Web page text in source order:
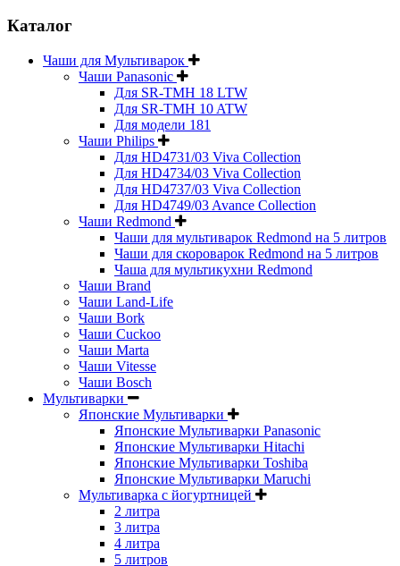
Каталог
Чаши для Мультиварок
Чаши Panasonic
Для SR-TMH 18 LTW
Для SR-TMH 10 ATW
Для модели 181
Чаши Philips
Для HD4731/03 Viva Collection
Для HD4734/03 Viva Collection
Для HD4737/03 Viva Collection
Для HD4749/03 Avance Collection
Чаши Redmond
Чаши для мультиварок Redmond на 5 литров
Чаши для скороварок Redmond на 5 литров
Чаша для мультикухни Redmond
Чаши Brand
Чаши Land-Life
Чаши Bork
Чаши Cuckoo
Чаши Marta
Чаши Vitesse
Чаши Bosch
Мультиварки
Японские Мультиварки
Японские Мультиварки Panasonic
Японские Мультиварки Hitachi
Японские Мультиварки Toshiba
Японские Мультиварки Maruchi
Мультиварка с йогуртницей
2 литра
3 литра
4 литра
5 литров